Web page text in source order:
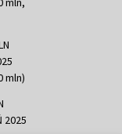
mln)
2025